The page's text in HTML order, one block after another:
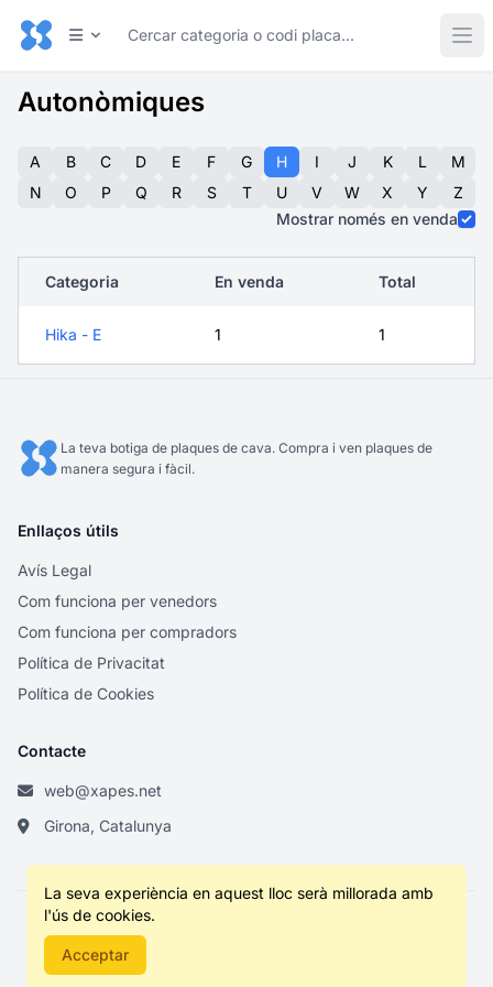
Autonòmiques
A B C D E F G H I J K L
M
N
O P Q R S T U V W X Y
Z
Mostrar només en venda
Categoria En venda Total
Hika - E 1 1
La teva botiga de plaques de cava. Compra i ven plaques de
manera segura i fàcil.
Enllaços útils
Avís Legal
Com funciona per venedors
Com funciona per compradors
Política de Privacitat
Política de Cookies
Contacte
web@xapes.net
Girona, Catalunya
© 2026 XS. Tots els drets reservats.
La seva experiència en aquest lloc serà millorada amb
l'ús de cookies.
Acceptar